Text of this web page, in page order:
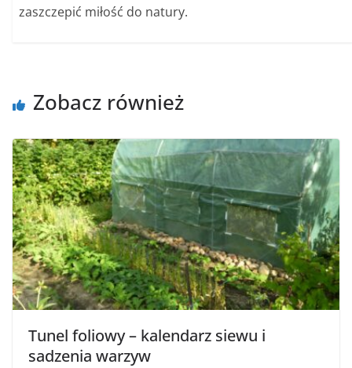
zaszczepić miłość do natury.
Zobacz również
Tunel foliowy – kalendarz siewu i
sadzenia warzyw